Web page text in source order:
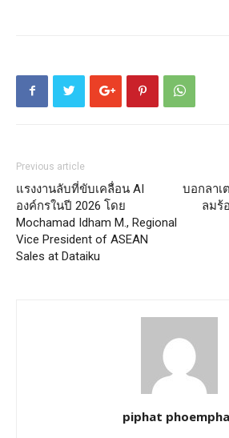
Previous article
แรงงานลับที่ขับเคลื่อน AI
องค์กรในปี 2026 โดย
Mochamad Idham M., Regional
Vice President of ASEAN
Sales at Dataiku
บอกลาเ
ลมร้
piphat